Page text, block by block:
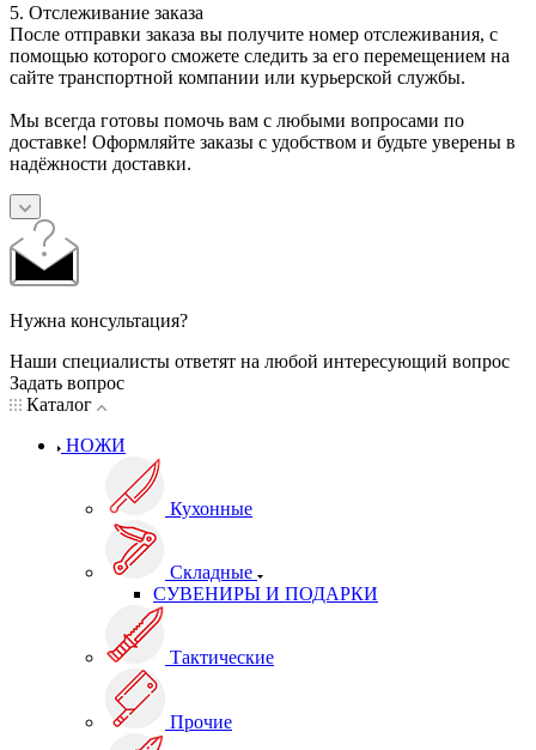
5. Отслеживание заказа
После отправки заказа вы получите номер отслеживания, с
помощью которого сможете следить за его перемещением на
сайте транспортной компании или курьерской службы.
Мы всегда готовы помочь вам с любыми вопросами по
доставке! Оформляйте заказы с удобством и будьте уверены в
надёжности доставки.
Нужна консультация?
Наши специалисты ответят на любой интересующий вопрос
Задать вопрос
Каталог
НОЖИ
Кухонные
Складные
СУВЕНИРЫ И ПОДАРКИ
Тактические
Прочие